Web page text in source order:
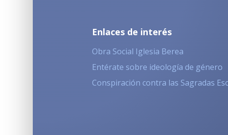
Enlaces de interés
Obra Social Iglesia Berea
Entérate sobre ideología de género
Conspiración contra las Sagradas